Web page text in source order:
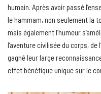
humain. Après avoir passé
le hammam, non seulement la
mais également l’humeur
l’aventure civilisée du corps, de
gagné leur large
effet bénéfique unique sur le